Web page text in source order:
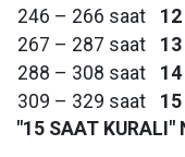
246 – 266 saat
267 – 287 saat
288 – 308 saat
309 – 329 saat
"15 SAAT KURALI"